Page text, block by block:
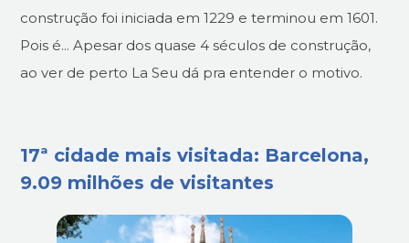
construção foi iniciada em 1229 e terminou em 1601.
Pois é... Apesar dos quase 4 séculos de construção,
ao ver de perto La Seu dá pra entender o motivo.
17ª cidade mais visitada: Barcelona,
9.09 milhões de visitantes